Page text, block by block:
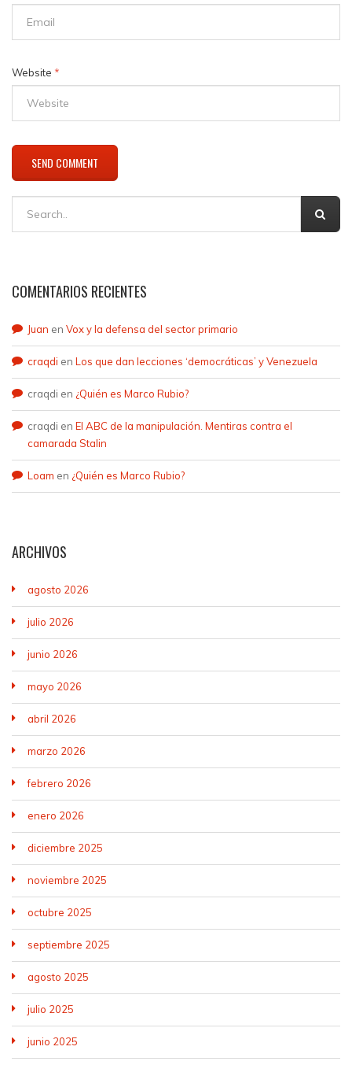
Website *
COMENTARIOS RECIENTES
Juan en Vox y la defensa del sector primario
craqdi en Los que dan lecciones ‘democráticas’ y Venezuela
craqdi en ¿Quién es Marco Rubio?
craqdi en El ABC de la manipulación. Mentiras contra el
camarada Stalin
Loam en ¿Quién es Marco Rubio?
ARCHIVOS
agosto 2026
julio 2026
junio 2026
mayo 2026
abril 2026
marzo 2026
febrero 2026
enero 2026
diciembre 2025
noviembre 2025
octubre 2025
septiembre 2025
agosto 2025
julio 2025
junio 2025